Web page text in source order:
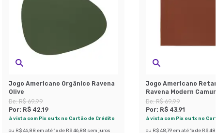
Jogo Americano Orgânico Ravena
Olive
De:R$ 69,99
Por: R$ 42,19
à vista com Pix ou 1x no Cartão de Crédito
ou R$ 46,88 em até 1x de R$ 46,88 sem juros
Jogo Americano
Ravena Modern
De:R$ 69,99
Por: R$ 43,91
à vista com Pix ou 1x no
ou R$ 48,79 em até 1x de R$